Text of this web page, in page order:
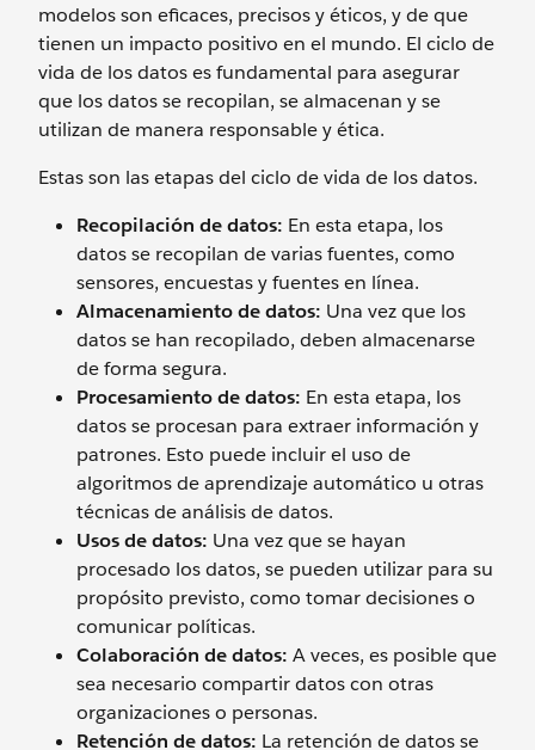
modelos son eficaces, precisos y éticos, y de que
tienen un impacto positivo en el mundo. El ciclo de
vida de los datos es fundamental para asegurar
que los datos se recopilan, se almacenan y se
utilizan de manera responsable y ética.
Estas son las etapas del ciclo de vida de los datos.
Recopilación de datos: En esta etapa, los
datos se recopilan de varias fuentes, como
sensores, encuestas y fuentes en línea.
Almacenamiento de datos: Una vez que los
datos se han recopilado, deben almacenarse
de forma segura.
Procesamiento de datos: En esta etapa, los
datos se procesan para extraer información y
patrones. Esto puede incluir el uso de
algoritmos de aprendizaje automático u otras
técnicas de análisis de datos.
Usos de datos: Una vez que se hayan
procesado los datos, se pueden utilizar para su
propósito previsto, como tomar decisiones o
comunicar políticas.
Colaboración de datos: A veces, es posible que
sea necesario compartir datos con otras
organizaciones o personas.
Retención de datos: La retención de datos se